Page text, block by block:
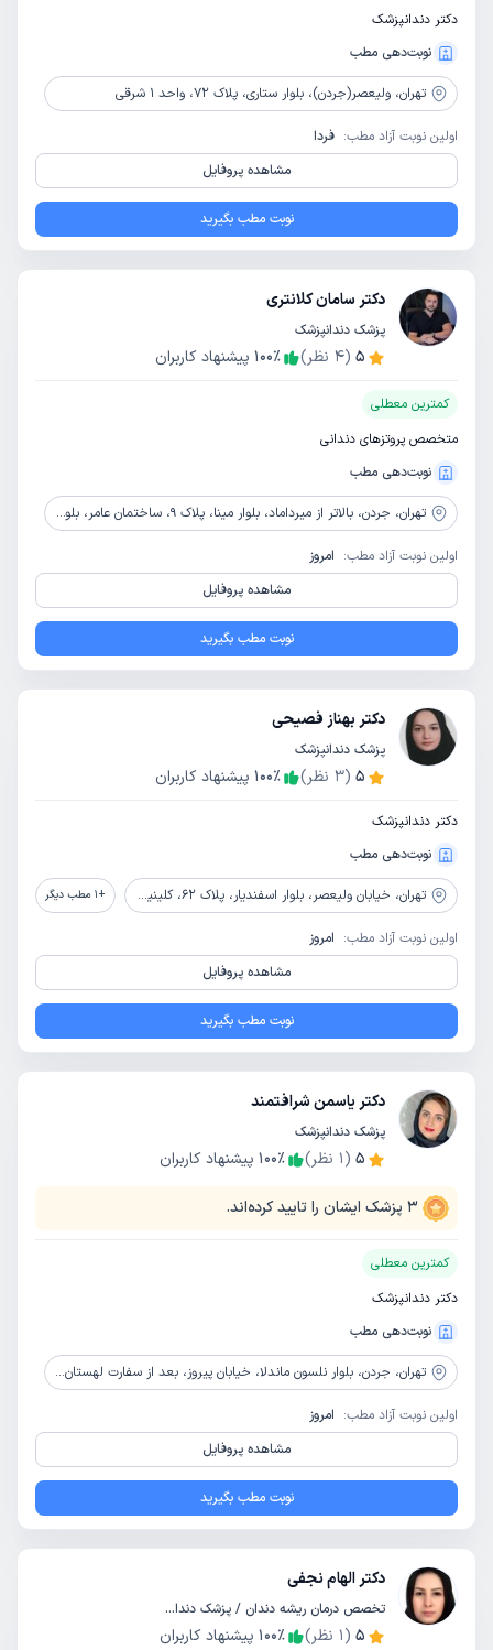
دکتر دندانپزشک
نوبت‌دهی مطب
تهران، ولیعصر(جردن)، بلوار ستاری، پلاک 72، واحد 1 شرقی
اولین نوبت آزاد مطب: فردا
مشاهده پروفایل
نوبت مطب بگیرید
دکتر سامان کلانتری
پزشک دندانپزشک
5
(
4 نظر) 100٪ پیشنهاد کاربران
کمترین معطلی
متخصص پروتزهای دندانی
نوبت‌دهی مطب
تهران، جردن، بالاتر از میرداماد، بلوار مینا، پلاک 9، ساختمان عامر، بلوک B، واحد 35، طبقه 5
اولین نوبت آزاد مطب: امروز
مشاهده پروفایل
نوبت مطب بگیرید
دکتر بهناز فصیحی
پزشک دندانپزشک
5
(
3 نظر) 100٪ پیشنهاد کاربران
دکتر دندانپزشک
نوبت‌دهی مطب
تهران، خیابان ولیعصر، بلوار اسفندیار، پلاک 62، کلینیک دندانپزشکی رایا دنتال +
1 مطب دیگر
اولین نوبت آزاد مطب: امروز
مشاهده پروفایل
نوبت مطب بگیرید
دکتر یاسمن شرافتمند
پزشک دندانپزشک
5
(
1 نظر) 100٪ پیشنهاد کاربران
3 پزشک ایشان را تایید کرده‌اند.
کمترین معطلی
دکتر دندانپزشک
نوبت‌دهی مطب
تهران، جردن، بلوار نلسون ماندلا، خیابان پیروز، بعد از سفارت لهستان، ساختمان پزشکان عامر، طبقه همکف، رو به روی درب ورودی، واحد 3
اولین نوبت آزاد مطب: امروز
مشاهده پروفایل
نوبت مطب بگیرید
دکتر الهام نجفی
تخصص درمان ریشه دندان / پزشک دندانپزشک
5
(
1 نظر) 100٪
پیشنهاد کاربران